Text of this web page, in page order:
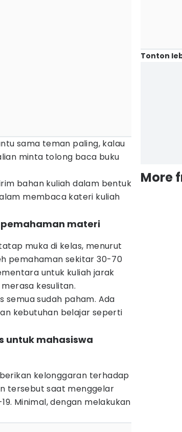
sama teman paling, kalau
minta tolong baca buku
bahan kuliah dalam bentuk
membaca kateri kuliah
pemahaman materi
muka di kelas, menurut
pemahaman sekitar 30-70
untuk kuliah jarak
kesulitan.
semua sudah paham. Ada
kebutuhan belajar seperti
untuk mahasiswa
kelonggaran terhadap
tersebut saat menggelar
Minimal, dengan melakukan
Tonton
More